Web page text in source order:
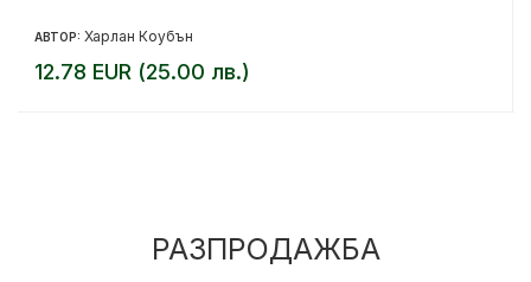
АВТОР: Харлан Коубън
12.78 EUR (25.00 лв.)
РАЗПРОДАЖБА